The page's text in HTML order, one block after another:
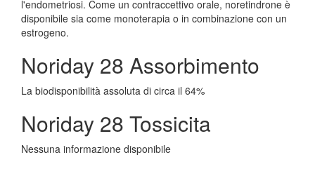
l'endometriosi. Come un contraccettivo orale, noretindrone è
disponibile sia come monoterapia o in combinazione con un
estrogeno.
Noriday 28 Assorbimento
La biodisponibilità assoluta di circa il 64%
Noriday 28 Tossicita
Nessuna informazione disponibile